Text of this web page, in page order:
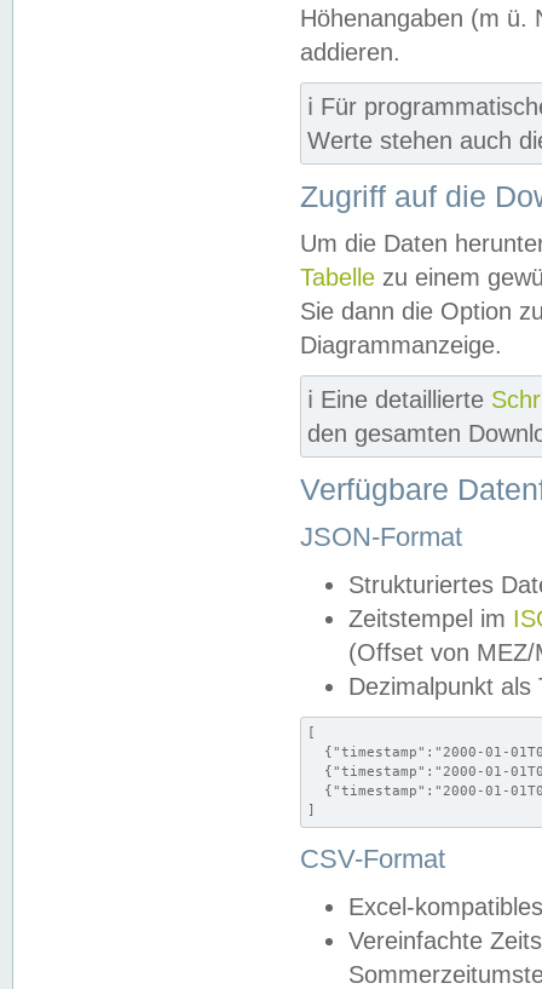
Höhenangaben (m ü.
addieren.
ℹ️ Für
Werte stehen auch
Zugriff auf die
Um die Daten
Tabelle zu einem
Sie dann die Option
Diagrammanzeige.
ℹ️ Eine detaillierte
den gesamten
Verfügbare
JSON-Format
Strukturiertes
Zeitstempel im
(Offset von MEZ/
Dezimalpunkt als
[
{"timestamp":"2000-01-
{"timestamp":"2000-01-
{"timestamp":"2000-01-
]
CSV-Format
Excel-
Vereinfachte